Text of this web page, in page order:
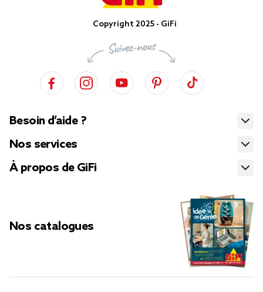
Copyright 2025 - GiFi
Besoin d’aide ?
Nos services
À propos de GiFi
Nos catalogues